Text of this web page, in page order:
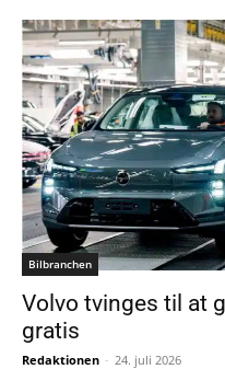
Bilbranchen
Volvo tvinges til at
gratis
Redaktionen - 24. juli 2026